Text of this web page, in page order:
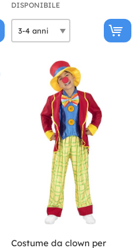
DISPONIBILE
Costume da clown per